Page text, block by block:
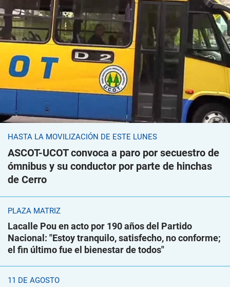
HASTA LA MOVILIZACIÓN DE ESTE LUNES
ASCOT-UCOT convoca a paro por secuestro de
ómnibus y su conductor por parte de hinchas
de Cerro
PLAZA MATRIZ
Lacalle Pou en acto por 190 años del Partido
Nacional: "Estoy tranquilo, satisfecho, no conforme;
el fin último fue el bienestar de todos"
11 DE AGOSTO